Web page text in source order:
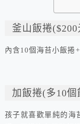
釜山飯捲($200
內含10個海苔小飯捲
加飯捲(多10
孩子就喜歡單純的海